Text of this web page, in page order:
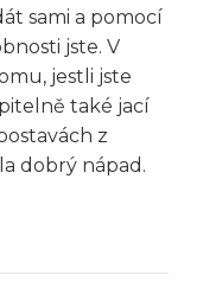
sami a pomocí
jste. V
jestli jste
také jací
z
dobrý nápad.